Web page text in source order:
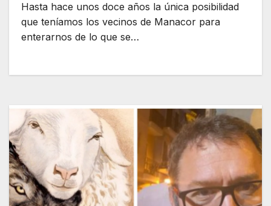
Hasta hace unos doce años la única posibilidad
que teníamos los vecinos de Manacor para
enterarnos de lo que se…